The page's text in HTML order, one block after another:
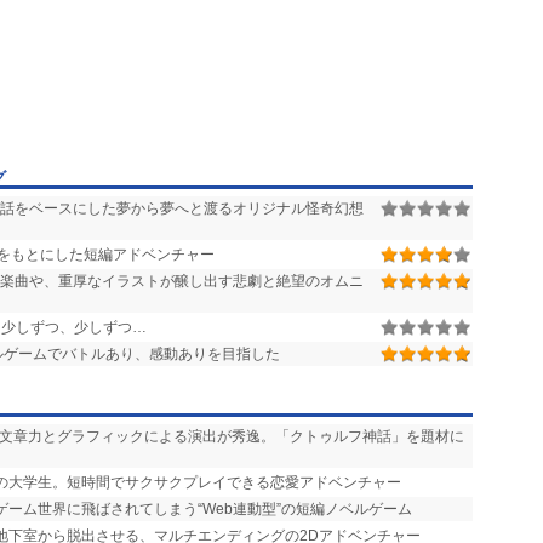
をベースにした夢から夢へと渡るオリジナル怪奇幻想
もとにした短編アドベンチャー
曲や、重厚なイラストが醸し出す悲劇と絶望のオムニ
しずつ、少しずつ…
ームでバトルあり、感動ありを目指した
章力とグラフィックによる演出が秀逸。「クトゥルフ神話」を題材に
学生。短時間でサクサクプレイできる恋愛アドベンチャー
ム世界に飛ばされてしまう“Web連動型”の短編ノベルゲーム
室から脱出させる、マルチエンディングの2Dアドベンチャー